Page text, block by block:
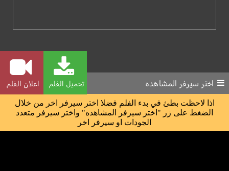
تحميل الفلم اعلان الفلم اختر سيرفر المشاهده
اذا لاحظت بطئ في بدء الفلم فضلا اختر سيرفر اخر من خلال
الضغط على زر "اختر سيرفر المشاهده" واختر سيرفر متعدد
الجودات او سيرفر اخر